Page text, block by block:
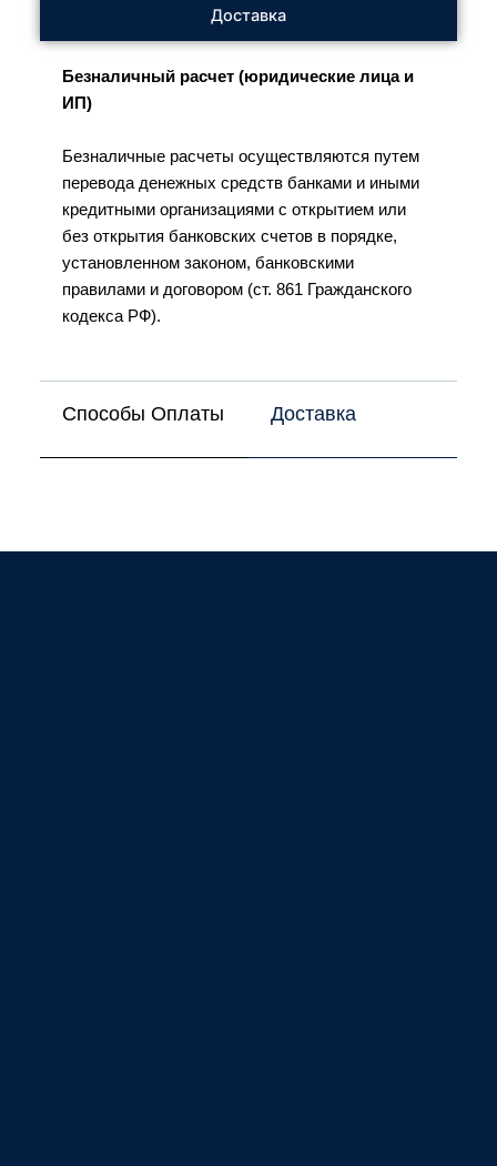
Доставка
Безналичный расчет (юридические лица и
ИП)
Безналичные расчеты осуществляются путем
перевода денежных средств банками и иными
кредитными организациями с открытием или
без открытия банковских счетов в порядке,
установленном законом, банковскими
правилами и договором (ст. 861 Гражданского
кодекса РФ).
Способы Оплаты Доставка